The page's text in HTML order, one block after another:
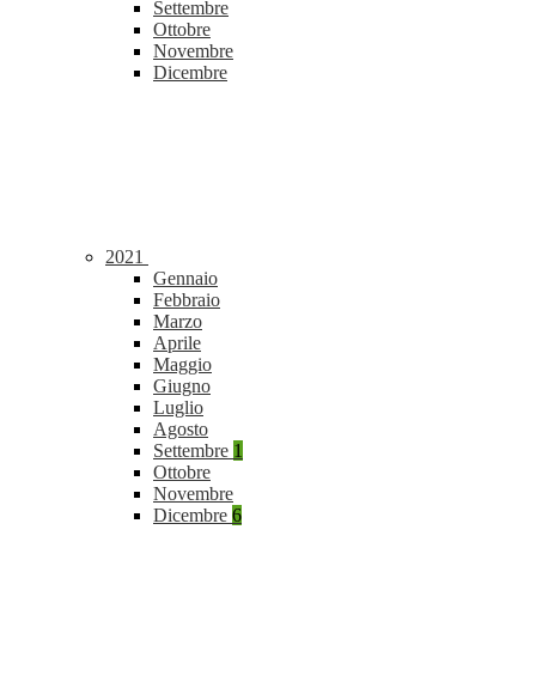
Settembre
Ottobre
Novembre
Dicembre
2021
Gennaio
Febbraio
Marzo
Aprile
Maggio
Giugno
Luglio
Agosto
Settembre 1
Ottobre
Novembre
Dicembre 6